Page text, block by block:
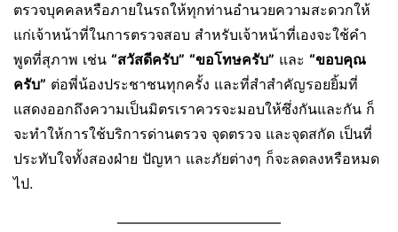
ตรวจบุคคลหรือภายในรถให้ทุกท่านอำนวยความสะดวกให้
แก่เจ้าหน้าที่ในการตรวจสอบ สำหรับเจ้าหน้าที่เองจะใช้คำ
พูดที่สุภาพ เช่น “สวัสดีครับ” “ขอโทษครับ” และ “ขอบคุณ
ครับ” ต่อพี่น้องประชาชนทุกครั้ง และที่สำสำคัญรอยยิ้มที่
แสดงออกถึงความเป็นมิตรเราควรจะมอบให้ซึ่งกันและกัน ก็
จะทำให้การใช้บริการด่านตรวจ จุดตรวจ และจุดสกัด เป็นที่
ประทับใจทั้งสองฝ่าย ปัญหา และภัยต่างๆ ก็จะลดลงหรือหมด
ไป.
———————————–